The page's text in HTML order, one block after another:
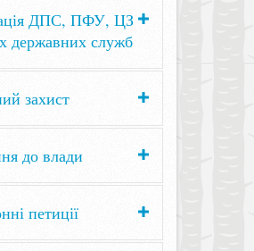
ДПС, ПФУ, ЦЗ
державних служб
захист
до влади
петиції